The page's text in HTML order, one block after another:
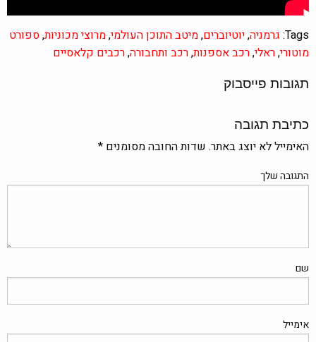
Tags: גרמניה,יוטיוברים,מיטב התוכן העולמי,מרוצי מכוניות,ספורט
מוטורי,ראלי,רכב אספנות,רכב ותחבורה,רכבים קלאסיים
תגובות פייסבוק
כתיבת תגובה
האימייל לא יוצג באתר. שדות החובה מסומנים *
התגובה שלך
שם
אימייל